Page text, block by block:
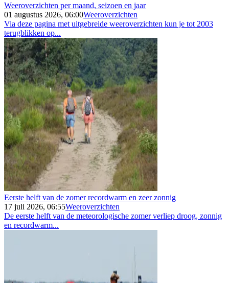
Weeroverzichten per maand, seizoen en jaar
01 augustus 2026, 06:00Weeroverzichten
Via deze pagina met uitgebreide weeroverzichten kun je tot 2003
terugblikken op...
Eerste helft van de zomer recordwarm en zeer zonnig
17 juli 2026, 06:55Weeroverzichten
De eerste helft van de meteorologische zomer verliep droog, zonnig
en recordwarm...